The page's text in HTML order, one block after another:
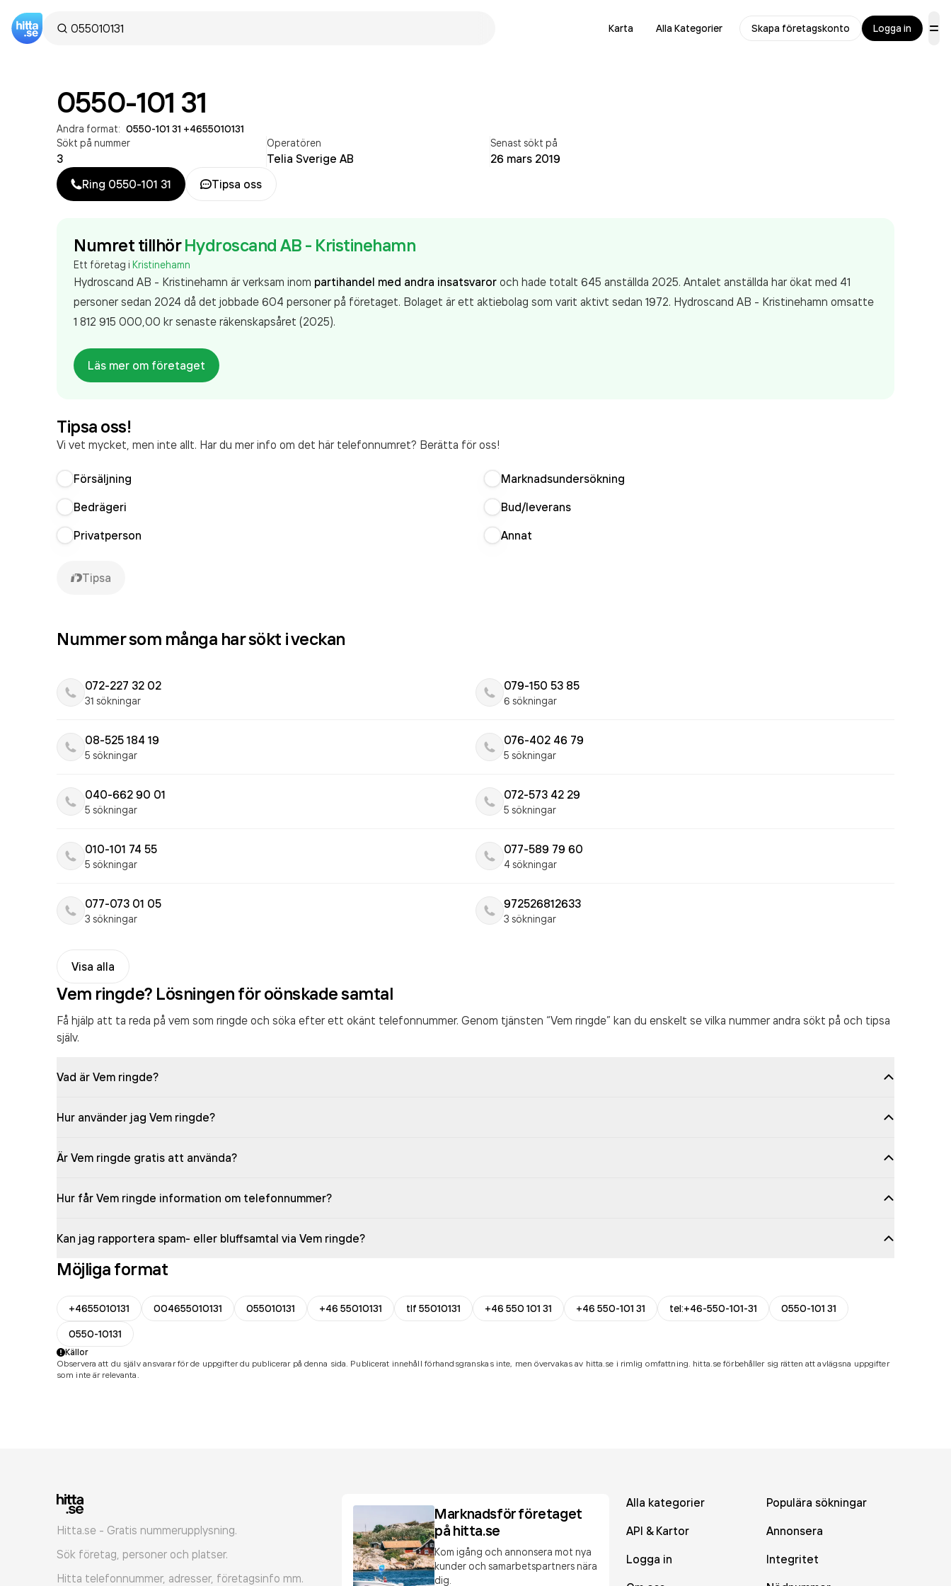
Karta Alla Kategorier Skapa företagskonto Logga in
0550-101 31
Andra format: 0550-101 31 +4655010131
Sökt på nummer
3
Operatören
Telia Sverige AB
Senast sökt på
26 mars 2019
Ring 0550-101 31 Tipsa oss
Numret tillhör Hydroscand AB - Kristinehamn
Ett företag i Kristinehamn
Hydroscand AB - Kristinehamn är verksam inom partihandel med andra insatsvaror och hade totalt 645 anställda 2025. Antalet anställda har ökat med 41
personer sedan 2024 då det jobbade 604 personer på företaget. Bolaget är ett aktiebolag som varit aktivt sedan 1972. Hydroscand AB - Kristinehamn omsatte
1 812 915 000,00 krsenaste räkenskapsåret (2025).
Läs mer om företaget
Tipsa oss!
Vi vet mycket, men inte allt. Har du mer info om det här telefonnumret? Berätta för oss!
Försäljning
Marknadsundersökning
Bedrägeri
Bud/leverans
Privatperson
Annat
Tipsa
Nummer som många har sökt i veckan
072-227 32 02
31 sökningar
079-150 53 85
6 sökningar
08-525 184 19
5 sökningar
076-402 46 79
5 sökningar
040-662 90 01
5 sökningar
072-573 42 29
5 sökningar
010-101 74 55
5 sökningar
077-589 79 60
4 sökningar
077-073 01 05
3 sökningar
972526812633
3 sökningar
Visa alla
Vem ringde? Lösningen för oönskade samtal
Få hjälp att ta reda på vem som ringde och söka efter ett okänt telefonnummer. Genom tjänsten “Vem ringde” kan du enskelt se vilka nummer andra sökt på och tipsa
själv.
Vad är Vem ringde?
Hur använder jag Vem ringde?
Är Vem ringde gratis att använda?
Hur får Vem ringde information om telefonnummer?
Kan jag rapportera spam- eller bluffsamtal via Vem ringde?
Möjliga format
+4655010131 004655010131 055010131 +46 55010131 tlf 55010131 +46 550 101 31 +46 550-101 31 tel:+46-550-101-31
0550-101 31
0550-10131
Källor
Observera att du själv ansvarar för de uppgifter du publicerar på denna sida. Publicerat innehåll förhandsgranskas inte, men övervakas av hitta.se i rimlig omfattning. hitta.se förbehåller sig rätten att avlägsna uppgifter
som inte är relevanta.
Hitta.se - Gratis nummerupplysning.
Sök företag, personer och platser.
Hitta telefonnummer, adresser, företagsinfo mm.
Marknadsför företaget
på hitta.se
Kom igång och annonsera mot nya
kunder och samarbetspartners nära
dig.
Alla kategorier
Populära sökningar
API & Kartor
Annonsera
Logga in
Integritet